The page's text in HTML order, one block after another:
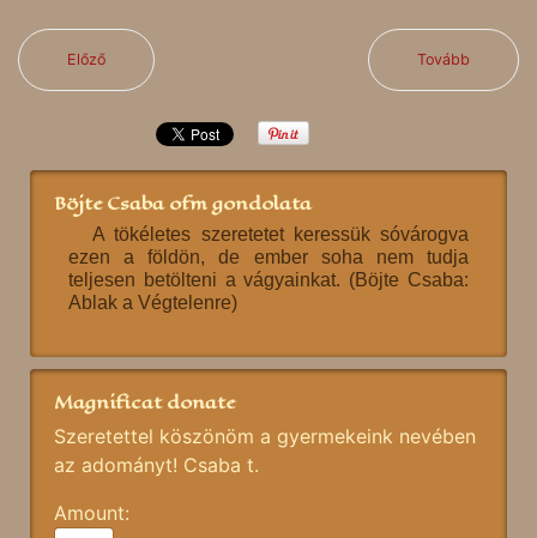
Előző Tovább
Böjte Csaba ofm gondolata
A tökéletes szeretetet keressük sóvárogva
ezen a földön, de ember soha nem tudja
teljesen betölteni a vágyainkat. (Böjte Csaba:
Ablak a Végtelenre)
Magnificat donate
Szeretettel köszönöm a gyermekeink nevében
az adományt! Csaba t.
Amount: